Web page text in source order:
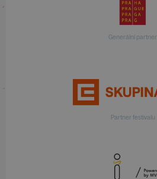
Generální partner
Partner festivalu